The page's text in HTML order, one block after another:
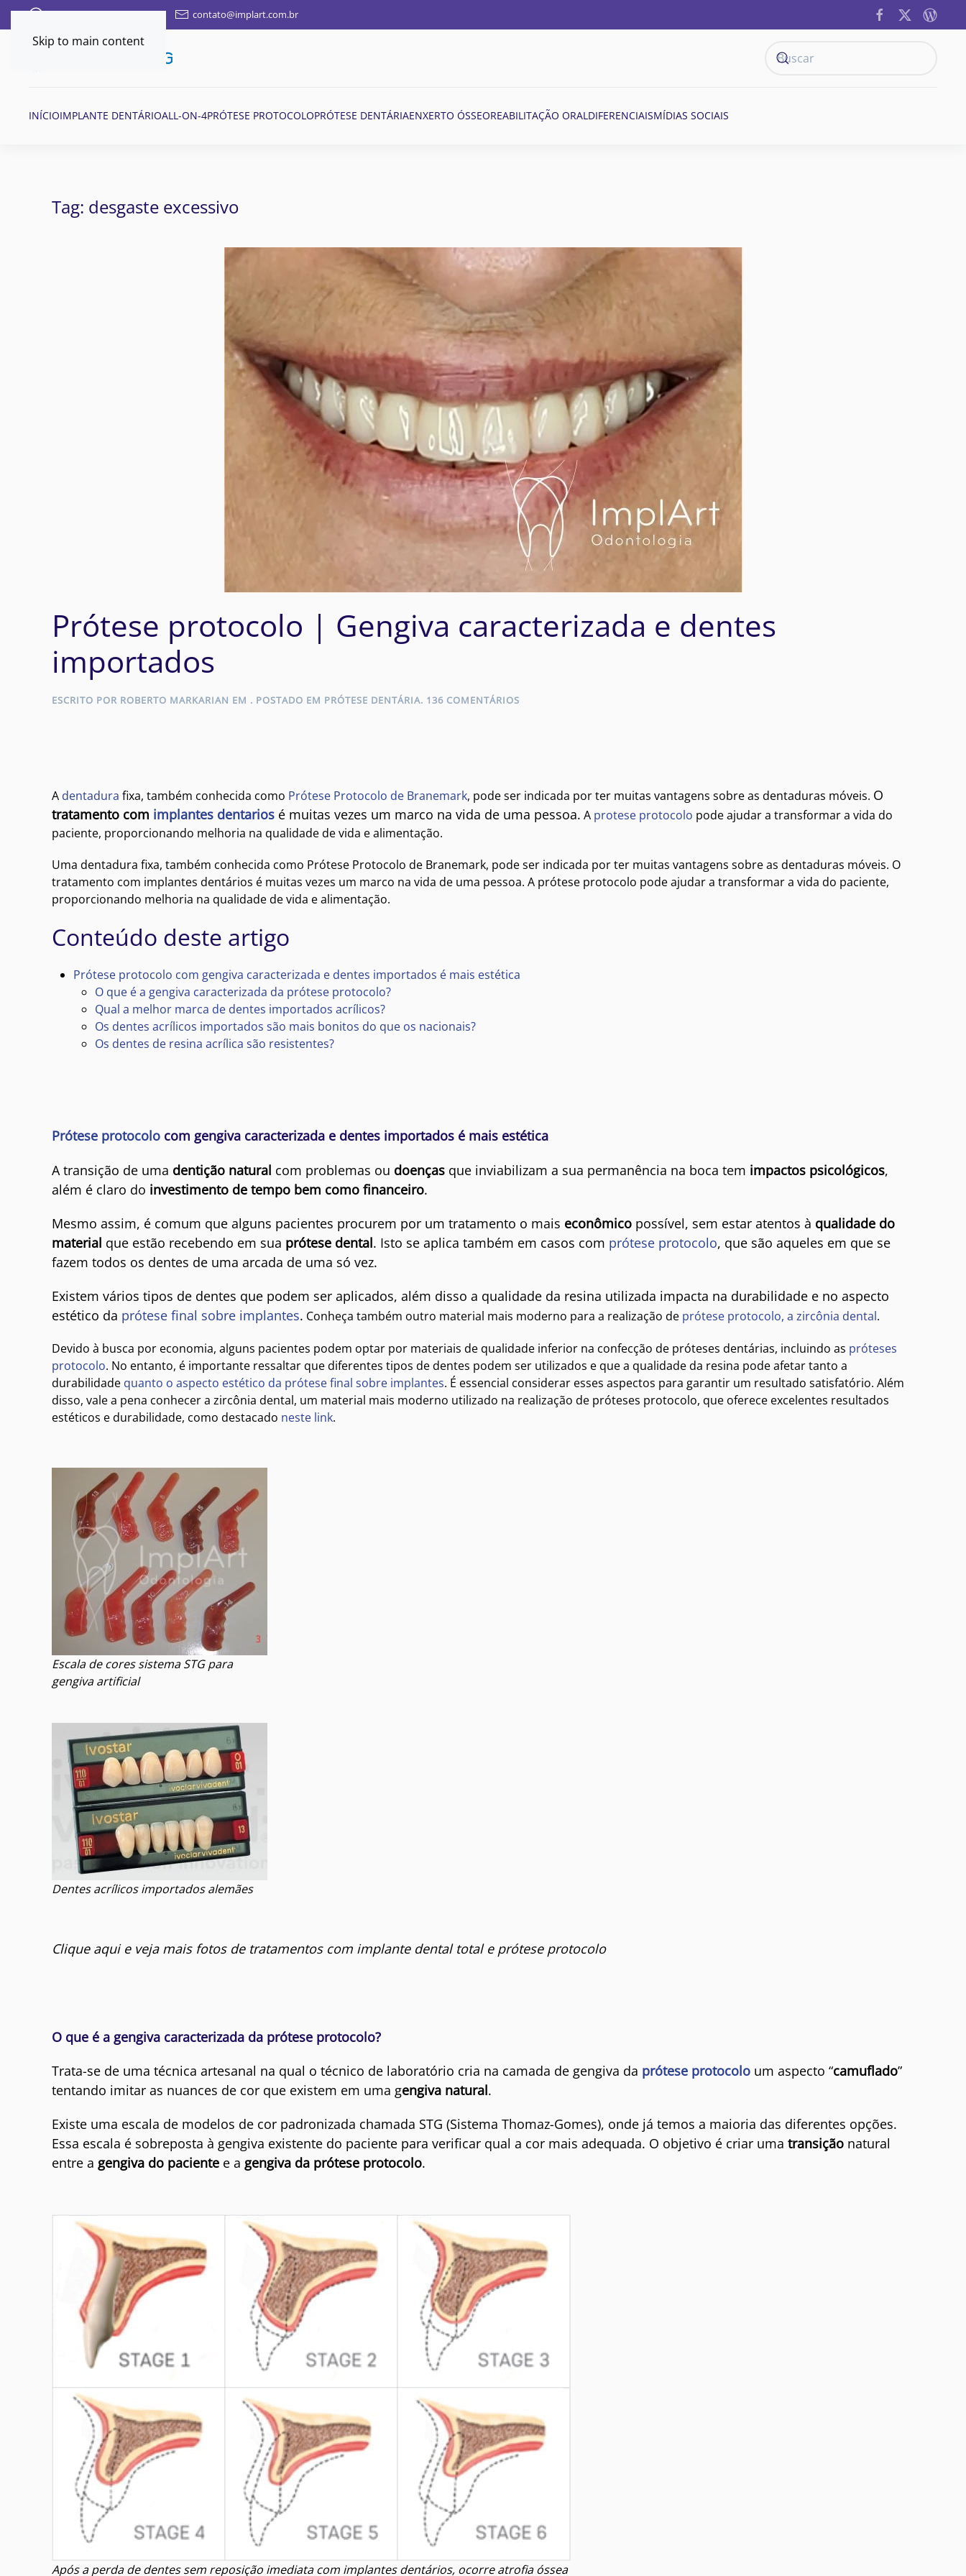
Skip to main content
FALE AQUI POR WHATSAPP contato@implart.com.br
INÍCIOIMPLANTE DENTÁRIOALL-ON-4PRÓTESE PROTOCOLOPRÓTESE DENTÁRIAENXERTO ÓSSEOREABILITAÇÃO ORALDIFERENCIAISMÍDIAS SOCIAIS
Tag: desgaste excessivo
Prótese protocolo | Gengiva caracterizada e dentes
importados
ESCRITO POR ROBERTO MARKARIAN EM . POSTADO EM PRÓTESE DENTÁRIA. 136 COMENTÁRIOS
DENTES
IMPORTADOS
A dentadura fixa, também conhecida como Prótese Protocolo de Branemark, pode ser indicada por ter muitas vantagens sobre as dentaduras móveis. O
tratamento com implantes dentarios é muitas vezes um marco na vida de uma pessoa. A protese protocolo pode ajudar a transformar a vida do
paciente, proporcionando melhoria na qualidade de vida e alimentação.
Uma dentadura fixa, também conhecida como Prótese Protocolo de Branemark, pode ser indicada por ter muitas vantagens sobre as dentaduras móveis. O
tratamento com implantes dentários é muitas vezes um marco na vida de uma pessoa. A prótese protocolo pode ajudar a transformar a vida do paciente,
proporcionando melhoria na qualidade de vida e alimentação.
Conteúdo deste artigo
Prótese protocolo com gengiva caracterizada e dentes importados é mais estética
O que é a gengiva caracterizada da prótese protocolo?
Qual a melhor marca de dentes importados acrílicos?
Os dentes acrílicos importados são mais bonitos do que os nacionais?
Os dentes de resina acrílica são resistentes?
Prótese protocolo com gengiva caracterizada e dentes importados é mais estética
A transição de uma dentição natural com problemas ou doenças que inviabilizam a sua permanência na boca tem impactos psicológicos,
além é claro do investimento de tempo bem como financeiro.
Mesmo assim, é comum que alguns pacientes procurem por um tratamento o mais econômico possível, sem estar atentos à qualidade do
material que estão recebendo em sua prótese dental. Isto se aplica também em casos com prótese protocolo, que são aqueles em que se
fazem todos os dentes de uma arcada de uma só vez.
Existem vários tipos de dentes que podem ser aplicados, além disso a qualidade da resina utilizada impacta na durabilidade e no aspecto
estético da prótese final sobre implantes. Conheça também outro material mais moderno para a realização de prótese protocolo, a zircônia dental.
Devido à busca por economia, alguns pacientes podem optar por materiais de qualidade inferior na confecção de próteses dentárias, incluindo as próteses
protocolo. No entanto, é importante ressaltar que diferentes tipos de dentes podem ser utilizados e que a qualidade da resina pode afetar tanto a
durabilidade quanto o aspecto estético da prótese final sobre implantes. É essencial considerar esses aspectos para garantir um resultado satisfatório. Além
disso, vale a pena conhecer a zircônia dental, um material mais moderno utilizado na realização de próteses protocolo, que oferece excelentes resultados
estéticos e durabilidade, como destacado neste link.
Escala de cores sistema STG para
gengiva artificial
Dentes acrílicos importados alemães
Clique aqui e veja mais fotos de tratamentos com implante dental total e prótese protocolo
O que é a gengiva caracterizada da prótese protocolo?
Trata-se de uma técnica artesanal na qual o técnico de laboratório cria na camada de gengiva da prótese protocolo um aspecto “camuflado”
tentando imitar as nuances de cor que existem em uma gengiva natural.
Existe uma escala de modelos de cor padronizada chamada STG (Sistema Thomaz-Gomes), onde já temos a maioria das diferentes opções.
Essa escala é sobreposta à gengiva existente do paciente para verificar qual a cor mais adequada. O objetivo é criar uma transição natural
entre a gengiva do paciente e a gengiva da prótese protocolo.
Após a perda de dentes sem reposição imediata com implantes dentários, ocorre atrofia óssea